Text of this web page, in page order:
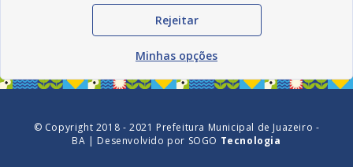
© Copyright 2018 - 2021 Prefeitura Municipal de Juazeiro -
BA | Desenvolvido por SOGO Tecnologia
Rejeitar
Minhas opções